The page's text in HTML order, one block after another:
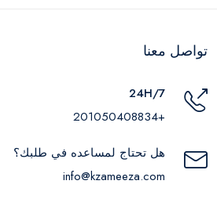
تواصل معنا
24H/7
+201050408834
هل تحتاج لمساعده في طلبك؟
info@kzameeza.com